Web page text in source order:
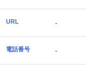
URL -
電話番号 -